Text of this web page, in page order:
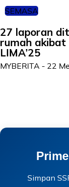
SEMASA
27 laporan
rumah
LIMA’25
MYBERITA - 22
Simpan